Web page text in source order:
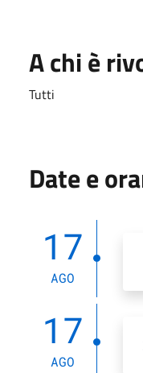
A chi è
Tutti
Date e
17
AGO
17
AGO